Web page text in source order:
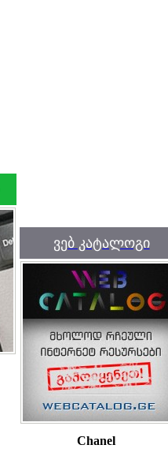
ვებ კატალოგი
Chanel